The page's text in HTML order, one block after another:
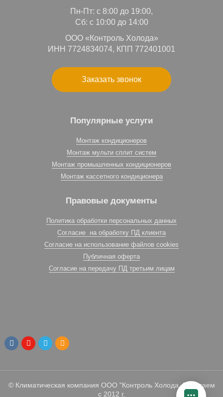
Пн-Пт: с 8:00 до 19:00,
Сб: с 10:00 до 14:00
ООО «Контроль Холода»
ИНН 7724834074, КПП 772401001
Заказать звонок
Популярные услуги
Монтаж кондиционеров
Монтаж мульти сплит систем
Монтаж промышленных кондиционеров
Монтаж кассетного кондиционера
Правовые документы
Политика обработки персональных данных
Согласие на обработку ПД клиента
Согласие на использование файлов cookies
Публичная оферта
Согласие на передачу ПД третьим лицам
© Климатическая компания ООО "Контроль Холода. Работаем
с 2012 г.